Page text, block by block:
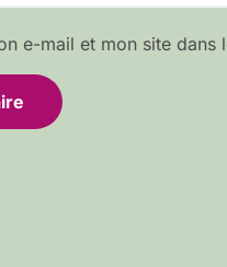
e-mail et mon site